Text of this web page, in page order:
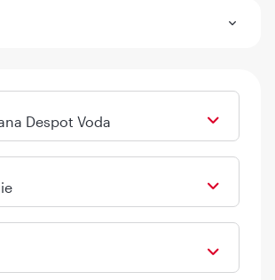
Despot Voda